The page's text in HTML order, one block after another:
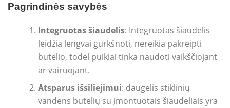
Pagrindinės savybės
Integruotas šiaudelis: Integruotas šiaudelis
leidžia lengvai gurkšnoti, nereikia pakreipti
butelio, todėl puikiai tinka naudoti vaikščiojant
ar vairuojant.
Atsparus išsiliejimui: daugelis stiklinių
vandens butelių su įmontuotais šiaudeliais yra